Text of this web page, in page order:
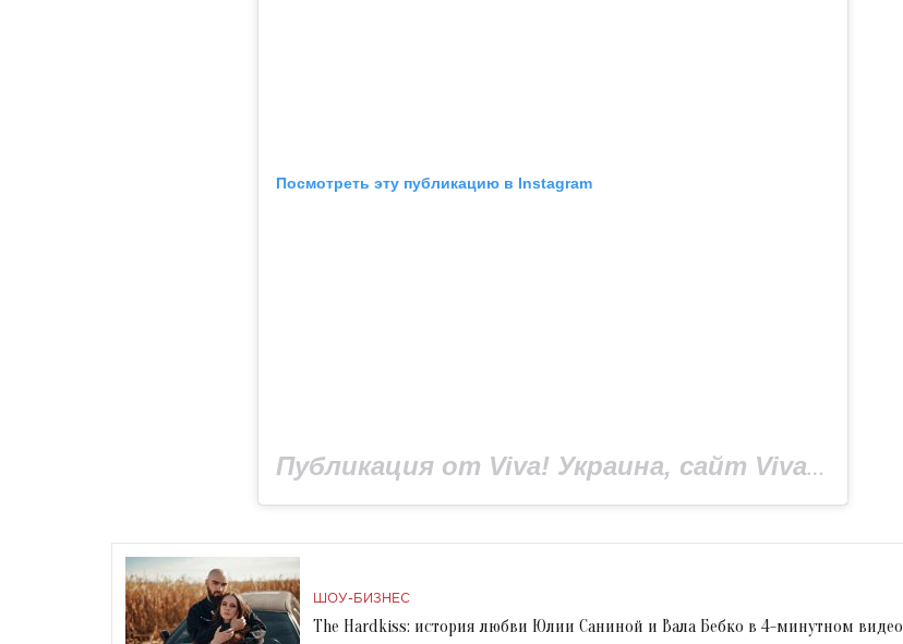
Посмотреть эту публикацию в Instagram
Публикация от Viva! Украина, сайт Viva.ua (@viva_ukraine_magazine)
ШОУ-БИЗНЕС
The Hardkiss: история любви Юлии Саниной и Вала Бебко в 4-минутном видео